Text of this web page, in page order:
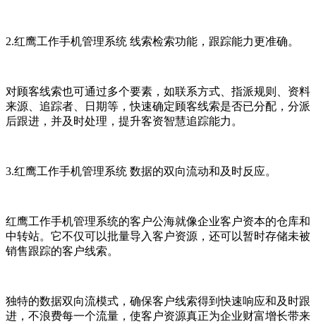
2.红鹰工作手机管理系统 线索检索功能，跟踪能力更准确。
对顾客线索也可通过多个要素，如联系方式、指派规则、资料
来源、追踪者、日期等，快速确定顾客线索是否已分配，分派
后跟进，并及时处理，提升客资智慧追踪能力。
3.红鹰工作手机管理系统 数据的双向流动和及时反应。
红鹰工作手机管理系统的客户公海就像企业客户资本的仓库和
中转站。它不仅可以批量导入客户资源，还可以暂时存储未被
销售跟踪的客户线索。
独特的数据双向流模式 ，确保客户线索得到快速响应和及时跟
进，不浪费每一个流量，使客户资源真正为企业财富增长带来